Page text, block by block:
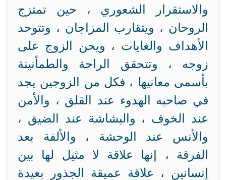
والاستقرار الشعوري ، حين تمتزج
الروحان ، ويتقارب المزاجان ، وتتوحد
الأهداف والغايات ، ويحن الزوج على
زوجه ، وتتحقق الراحة والطمأنينة
بأسمى معانيها ، فكل من الزوجين يجد
في صاحبه الهدوء عند القلق ، والأمن
عند الخوف ، والبشاشة عند الضيق ،
والأنس عند الوحشة ، والألفة بعد
الفرقة ، إنها علاقة لا مثيل لها بين
إنسانين ، علاقة عميقة الجذور بعيدة